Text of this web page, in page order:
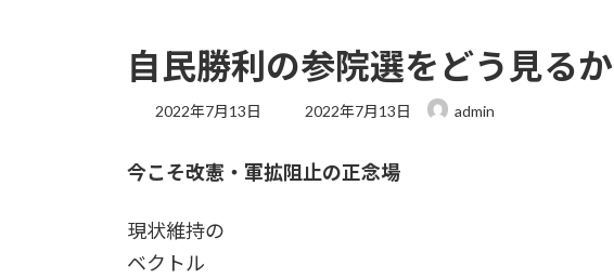
自民勝利の参院選をどう見るか
2022年7月13日
最
新
2022年7月13日 admin
今こそ改憲・軍拡阻止の正念場
現状維持の
ベクトル